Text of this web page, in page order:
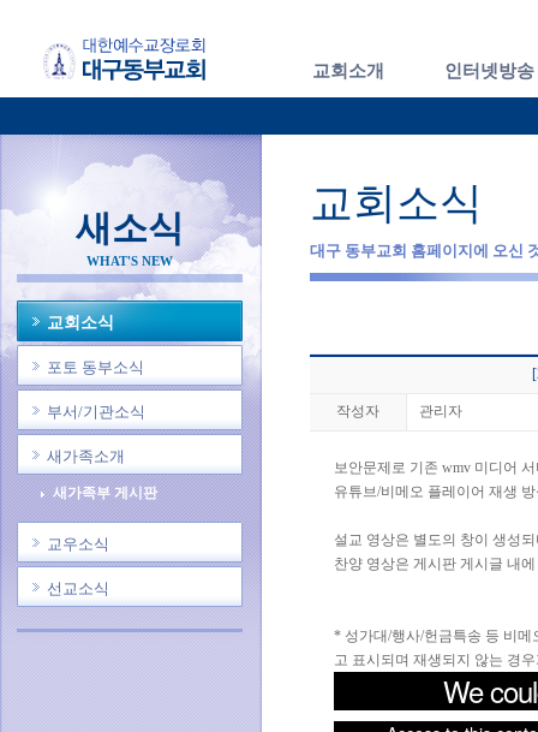
교회소개 인터넷방송
새소식
WHAT'S NEW
교회소식
포토 동부소식
부서/기관소식
새가족소개
새가족부 게시판
교우소식
선교소식
교회소식
대구 동부교회 홈페이지에 오신
작성자 관리자
보안문제로 기존 wmv 미디어
유튜브/비메오 플레이어 재생
설교 영상은 별도의 창이 생성
찬양 영상은 게시판 게시글 내
* 성가대/행사/헌금특송 등 비
고 표시되며 재생되지 않는 경
We